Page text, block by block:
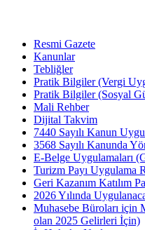
Resmi Gazete
Kanunlar
Tebliğler
Pratik Bilgiler (Vergi
Pratik Bilgiler (Sosyal
Mali Rehber
Dijital Takvim
7440 Sayılı Kanun
3568 Sayılı Kanunda
E-Belge Uygulamaları
Turizm Payı Uygulama
Geri Kazanım Katılım
2026 Yılında
Muhasebe Büroları için
olan 2025 Gelirleri İçin)